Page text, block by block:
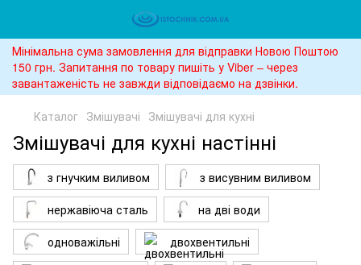
Мінімальна сума замовлення для відправки Новою Поштою
150 грн. Запитання по товару пишіть у Viber – через
завантаженість не завжди відповідаємо на дзвінки.
Каталог Змішувачі Змішувачі для кухні
Змішувачі для кухні настінні
з гнучким виливом
з висувним виливом
нержавіюча сталь
на дві води
одноважільні
двохвентильні